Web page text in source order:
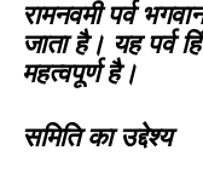
रामनवमी पर्व
जाता है। यह पर्व
महत्वपूर्ण है।
समिति का उद्देश्य